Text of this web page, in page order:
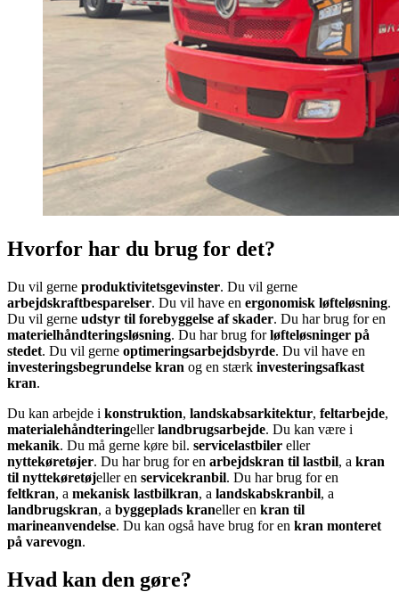
Hvorfor har du brug for det?
Du vil gerne produktivitetsgevinster. Du vil gerne
arbejdskraftbesparelser. Du vil have en ergonomisk løfteløsning.
Du vil gerne udstyr til forebyggelse af skader. Du har brug for en
materielhåndteringsløsning. Du har brug forløfteløsninger på
stedet. Du vil gerne optimeringsarbejdsbyrde. Du vil have en
investeringsbegrundelse kran og en stærk investeringsafkast
kran.
Du kan arbejde i konstruktion, landskabsarkitektur, feltarbejde,
materialehåndteringellerlandbrugsarbejde. Du kan være i
mekanik. Du må gerne køre bil. servicelastbiler eller
nyttekøretøjer. Du har brug for en arbejdskran til lastbil, a kran
til nyttekøretøjeller en servicekranbil. Du har brug for en
feltkran, a mekanisk lastbilkran, a landskabskranbil, a
landbrugskran, a byggeplads kraneller en kran til
marineanvendelse. Du kan også have brug for en kran monteret
på varevogn.
Hvad kan den gøre?